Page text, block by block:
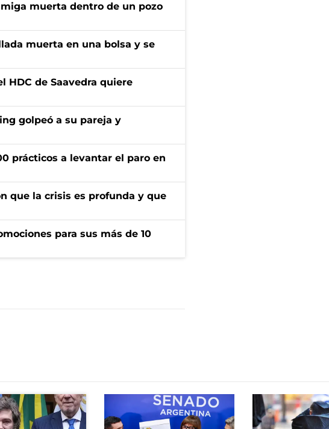
muerta dentro de un pozo
muerta en una bolsa y se
HDC de Saavedra quiere
golpeó a su pareja y
prácticos a levantar el paro en
que la crisis es profunda y que
para sus más de 10